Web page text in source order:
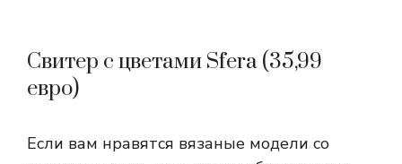
Свитер с цветами Sfera (35,99
евро)
Если вам нравятся вязаные модели со